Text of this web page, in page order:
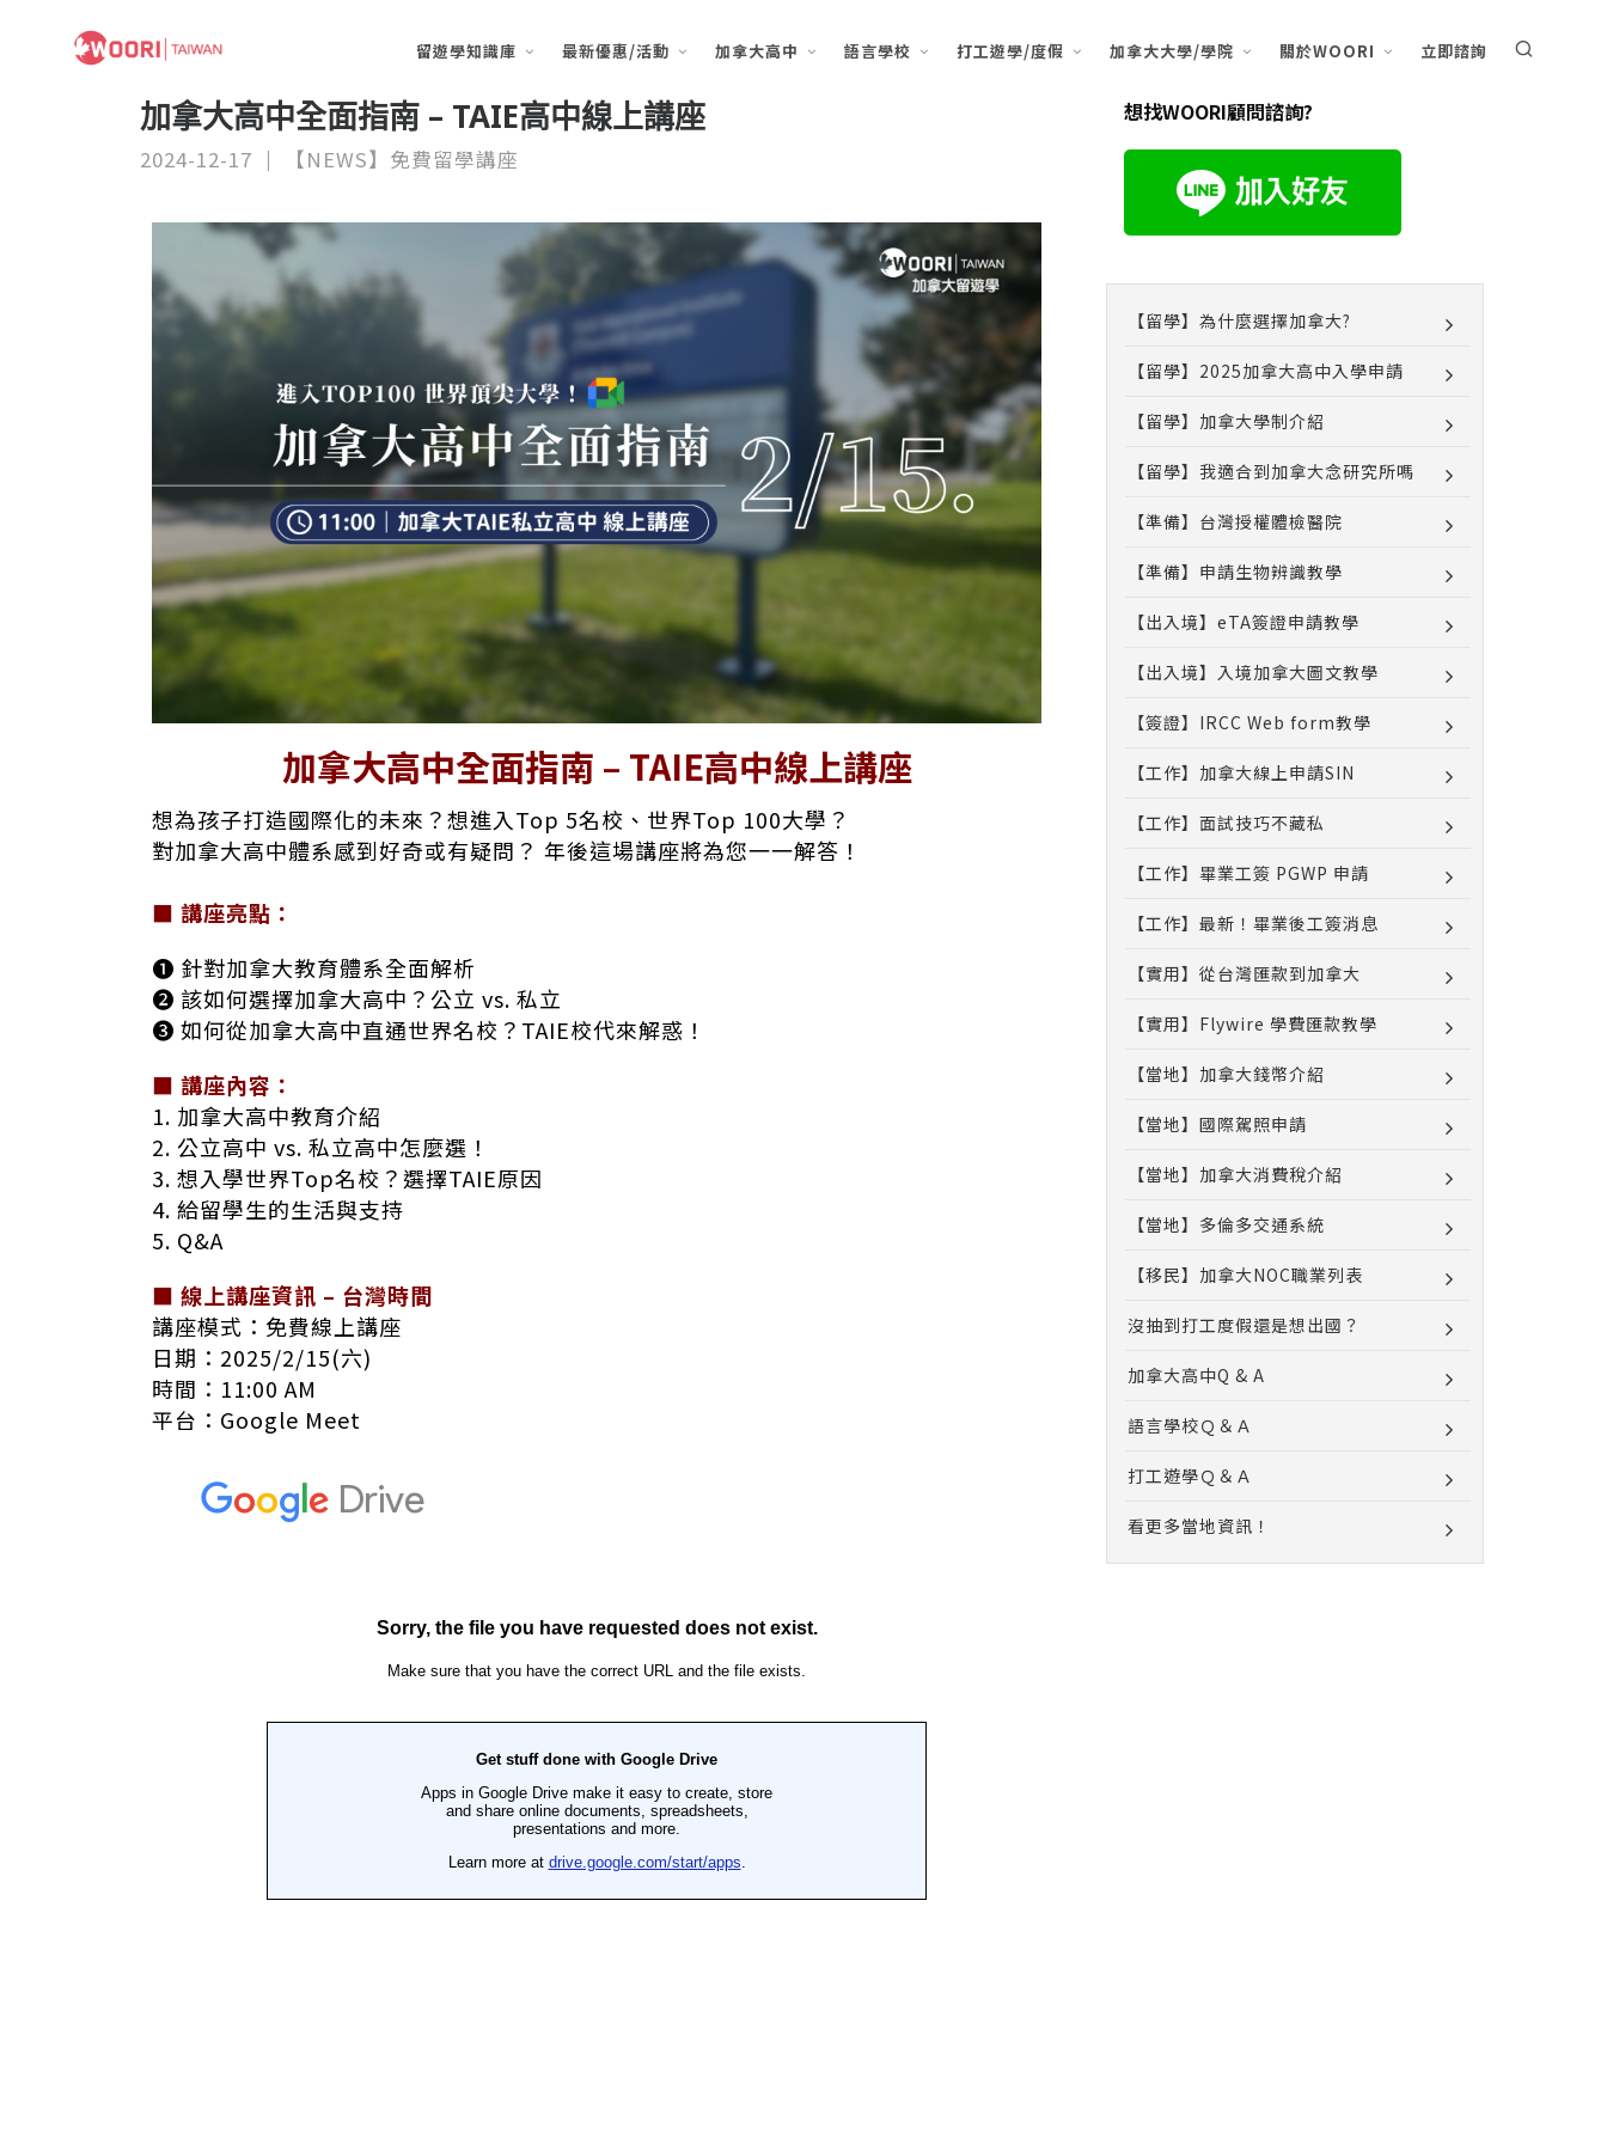
留遊學知識庫 最新優惠/活動 加拿大高中 語言學校 打工遊學/度假 加拿大大學/學院 關於WOORI 立即諮詢
加拿大高中全面指南 – TAIE高中線上講座
2024-12-17 【NEWS】免費留學講座
加拿大高中全面指南 – TAIE高中線上講座
想為孩子打造國際化的未來？想進入Top 5名校、世界Top 100大學？
對加拿大高中體系感到好奇或有疑問？ 年後這場講座將為您一一解答！
■ 講座亮點：
❶ 針對加拿大教育體系全面解析
❷ 該如何選擇加拿大高中？公立 vs. 私立
❸ 如何從加拿大高中直通世界名校？TAIE校代來解惑！
■ 講座內容：
1. 加拿大高中教育介紹
2. 公立高中 vs. 私立高中怎麼選！
3. 想入學世界Top名校？選擇TAIE原因
4. 給留學生的生活與支持
5. Q&A
■ 線上講座資訊 – 台灣時間
講座模式：免費線上講座
日期：2025/2/15(六)
時間：11:00 AM
平台：Google Meet
想找WOORI顧問諮詢?
【留學】為什麼選擇加拿大?
【留學】2025加拿大高中入學申請
【留學】加拿大學制介紹
【留學】我適合到加拿大念研究所嗎
【準備】台灣授權體檢醫院
【準備】申請生物辨識教學
【出入境】eTA簽證申請教學
【出入境】入境加拿大圖文教學
【簽證】IRCC Web form教學
【工作】加拿大線上申請SIN
【工作】面試技巧不藏私
【工作】畢業工簽 PGWP 申請
【工作】最新！畢業後工簽消息
【實用】從台灣匯款到加拿大
【實用】Flywire 學費匯款教學
【當地】加拿大錢幣介紹
【當地】國際駕照申請
【當地】加拿大消費稅介紹
【當地】多倫多交通系統
【移民】加拿大NOC職業列表
沒抽到打工度假還是想出國？
加拿大高中Q & A
語言學校Ｑ＆Ａ
打工遊學Ｑ＆Ａ
看更多當地資訊！